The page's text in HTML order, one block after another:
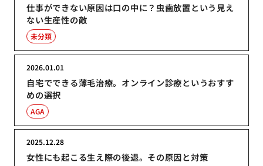
仕事ができない原因は口の中に？虫歯放置という見え
ない生産性の敵
未分類
自宅でできる薄毛治療。オンライン診療というおすす
めの選択
2026.01.01
AGA
女性にも起こる生え際の後退。その原因と対策
2025.12.28